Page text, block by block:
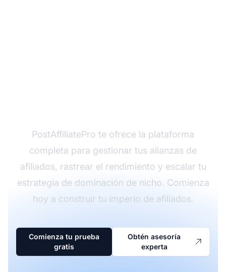
PostAffiliatePro te ofrece la plataforma
completa para gestionar tus alianzas de
afiliados, rastrear el rendimiento y escalar tu
estrategia de dominación de nicho. Comienza
hoy a construir tu imperio de afiliados.
Comienza tu prueba
gratis
Obtén asesoría
experta